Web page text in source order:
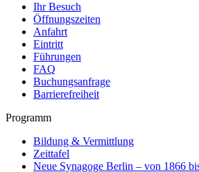
Ihr Besuch
Öffnungszeiten
Anfahrt
Eintritt
Führungen
FAQ
Buchungsanfrage
Barrierefreiheit
Programm
Bildung & Vermittlung
Zeittafel
Neue Synagoge Berlin – von 1866